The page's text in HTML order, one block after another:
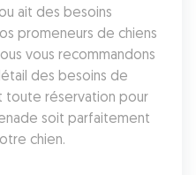
ait des besoins
promeneurs de chiens
vous recommandons
des besoins de
toute réservation pour
soit parfaitement
chien.